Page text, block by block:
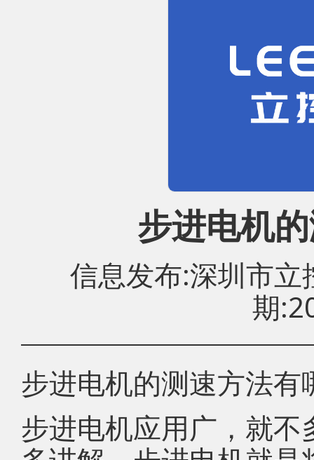
步进电机
信息发布:深圳市
期
步进电机的测速方法有
步进电机应用广，就